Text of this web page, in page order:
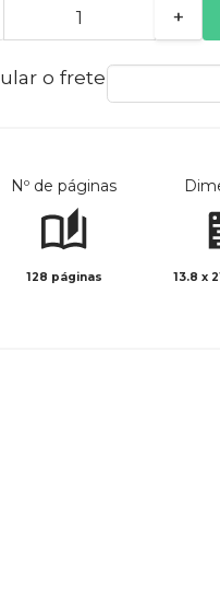
+
o frete
Nº de páginas
128 páginas 13.8 x